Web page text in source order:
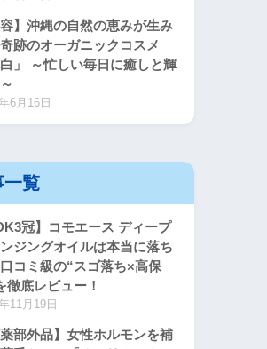
容】沖縄の自然の恵みが生み
跡のオーガニックコスメ
白」 ～忙しい毎日に癒しと輝
6月16日
一覧
冠】コモエース ディープ
ジングオイルは本当に落ち
コミ級の“スゴ落ち×高保
徹底レビュー！
11月19日
薬部外品】女性ホルモンを補